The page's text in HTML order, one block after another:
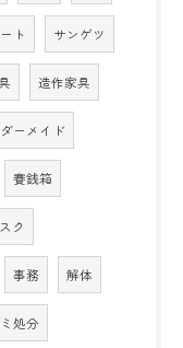
ト サンゲツ
造作家具
ーメイド
賽銭箱
ク
事務 解体
処分